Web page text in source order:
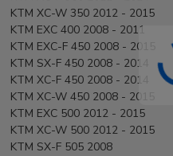
KTM XC-W 350 2012 - 2015
KTM EXC 400 2008 - 2011
KTM EXC-F 450 2008 - 2015
KTM SX-F 450 2008 - 2014
KTM XC-F 450 2008 - 2014
KTM XC-W 450 2008 - 2015
KTM EXC 500 2012 - 2015
KTM XC-W 500 2012 - 2015
KTM SX-F 505 2008